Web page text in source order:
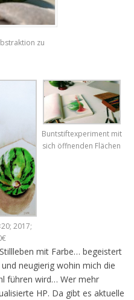
zu
2017;
Buntstiftexperiment mit
sich öffnenden Flächen
mit Farbe… begeistert
neugierig wohin mich die
führen wird… Wer mehr
HP. Da gibt es aktuelle